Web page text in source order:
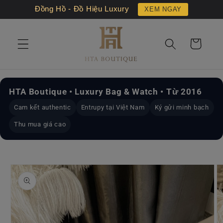
Đồng Hồ - Đồ Hiệu Luxury XEM NGAY
đến nội
Giỏ
hàng
HTA Boutique • Luxury Bag & Watch • Từ 2016
Cam kết authentic Entrupy tại Việt Nam Ký gửi minh bạch
Thu mua giá cao
đến
thông
tin sản
phẩm